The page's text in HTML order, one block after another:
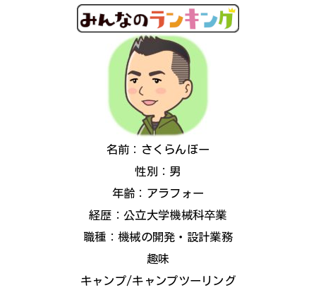
名前：さくらんぼー
性別：男
年齢：アラフォー
経歴：公立大学機械科卒業
職種：機械の開発・設計業務
趣味
キャンプ/キャンプツーリング